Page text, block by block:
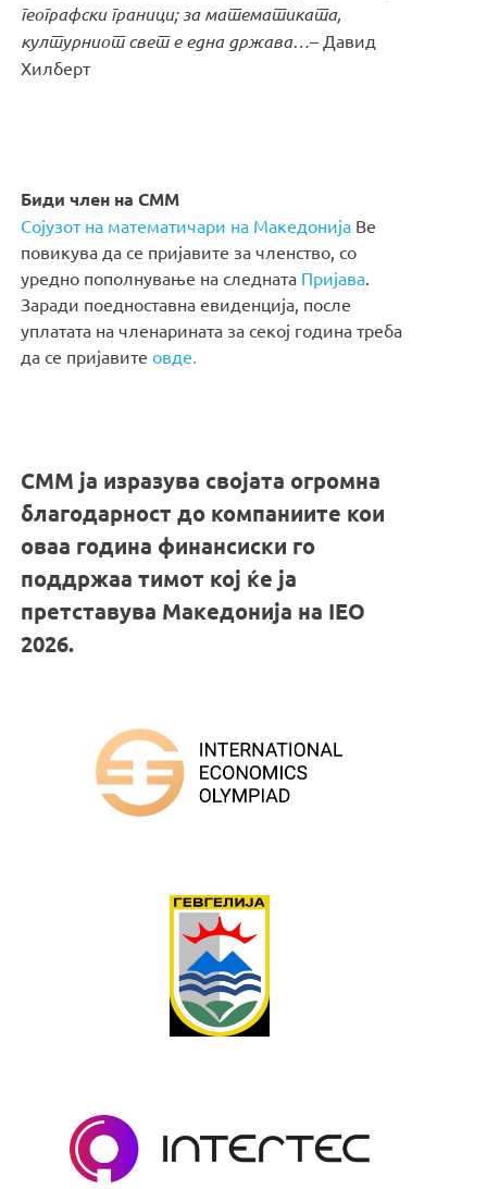
географски граници; за математиката,
културниот свет е една држава…– Давид
Хилберт
Биди член на СММ
Сојузот на математичари на Македонија Ве
повикува да се пријавите за членство, со
уредно пополнување на следната Пријава
Заради поедноставна евиденција, после
уплатата на членарината за секој година треба
да се пријавитеовде.
СММ ја изразува својата огромна
благодарност до компаниите кои
оваа година финансиски го
поддржаа тимот кој ќе ја
претставува Македонија на IEO
2026.